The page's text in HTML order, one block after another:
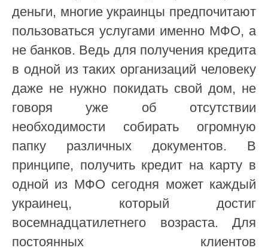
деньги, многие украинцы предпочитают
пользоваться услугами именно МФО, а
не банков. Ведь для получения кредита
в одной из таких организаций человеку
даже не нужно покидать свой дом, не
говоря уже об отсутствии
необходимости собирать огромную
папку различных документов. В
принципе, получить кредит на карту в
одной из МФО сегодня может каждый
украинец, который достиг
восемнадцатилетнего возраста. Для
постоянных клиентов